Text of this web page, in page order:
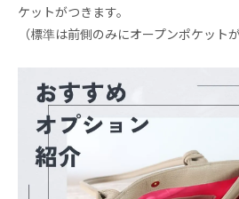
ケットがつきます。
（標準は前側のみにオープンポケット